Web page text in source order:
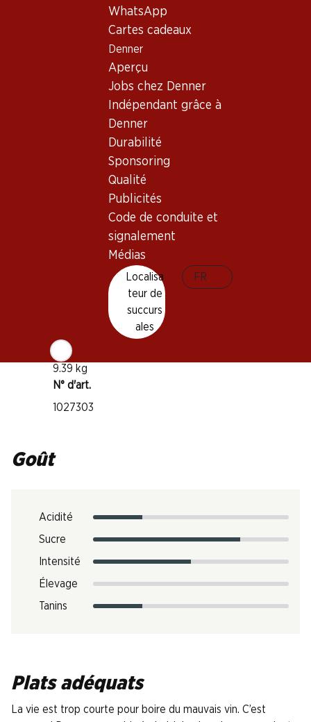
WhatsApp
Cartes cadeaux
Denner
Aperçu
Jobs chez Denner
Indépendant grâce à
Denner
Durabilité
Sponsoring
Qualité
Publicités
Code de conduite et
signalement
Médias
Localisa
teur de
succurs
ales
FR
Bon à savoir
Température de dégustation
Empreinte carbone
9.39 kg
N° d'art.
1027303
Goût
Acidité
Sucre
Intensité
Élevage
Tanins
Plats adéquats
La vie est trop courte pour boire du mauvais vin. C’est